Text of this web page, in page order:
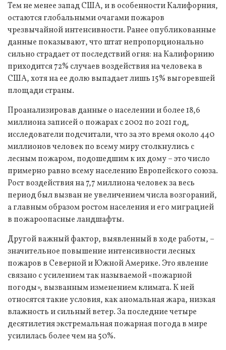
Тем не менее запад США, и в особенности Калифорния,
остаются глобальными очагами пожаров
чрезвычайной интенсивности. Ранее опубликованные
данные показывают, что штат непропорционально
сильно страдает от последствий огня: на Калифорнию
приходится 72% случаев воздействия на человека в
США, хотя на ее долю выпадает лишь 15% выгоревшей
площади страны.
Проанализировав данные о населении и более 18,6
миллиона записей о пожарах с 2002 по 2021 год,
исследователи подсчитали, что за это время около 440
миллионов человек по всему миру столкнулись с
лесным пожаром, подошедшим к их дому – это число
примерно равно всему населению Европейского союза.
Рост воздействия на 7,7 миллиона человек за весь
период был вызван не увеличением числа возгораний,
а главным образом ростом населения и его миграцией
в пожароопасные ландшафты.
Другой важный фактор, выявленный в ходе работы, –
значительное повышение интенсивности лесных
пожаров в Северной и Южной Америке. Это явление
связано с усилением так называемой «пожарной
погоды», вызванным изменением климата. К ней
относятся такие условия, как аномальная жара, низкая
влажность и сильный ветер. За последние четыре
десятилетия экстремальная пожарная погода в мире
усилилась более чем на 50%.